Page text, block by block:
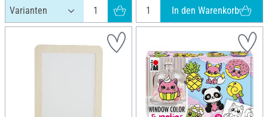
In den Warenkorb